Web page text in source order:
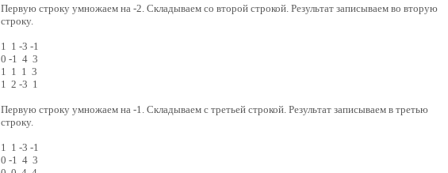
Первую строку умножаем на -2. Складываем со второй строкой. Результат записываем во вторую
строку.
1 1 -3 -1
0 -1 4 3
1 1 1 3
1 2 -3 1
Первую строку умножаем на -1. Складываем с третьей строкой. Результат записываем в третью
строку.
1 1 -3 -1
0 -1 4 3